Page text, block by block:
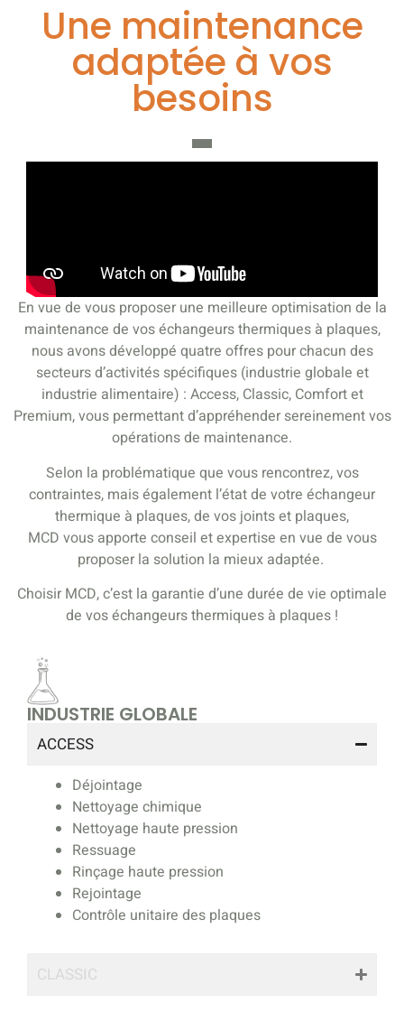
Une maintenance
adaptée à vos
besoins
En vue de vous proposer une meilleure optimisation de la
maintenance de vos échangeurs thermiques à plaques,
nous avons développé quatre offres pour chacun des
secteurs d’activités spécifiques (industrie globale et
industrie alimentaire) : Access, Classic, Comfort et
Premium, vous permettant d’appréhender sereinement vos
opérations de maintenance.
Selon la problématique que vous rencontrez, vos
contraintes, mais également l’état de votre échangeur
thermique à plaques, de vos joints et plaques,
MCD vous apporte conseil et expertise en vue de vous
proposer la solution la mieux adaptée.
Choisir MCD, c’est la garantie d’une durée de vie optimale
de vos échangeurs thermiques à plaques !
INDUSTRIE GLOBALE
ACCESS
Déjointage
Nettoyage chimique
Nettoyage haute pression
Ressuage
Rinçage haute pression
Rejointage
Contrôle unitaire des plaques
CLASSIC